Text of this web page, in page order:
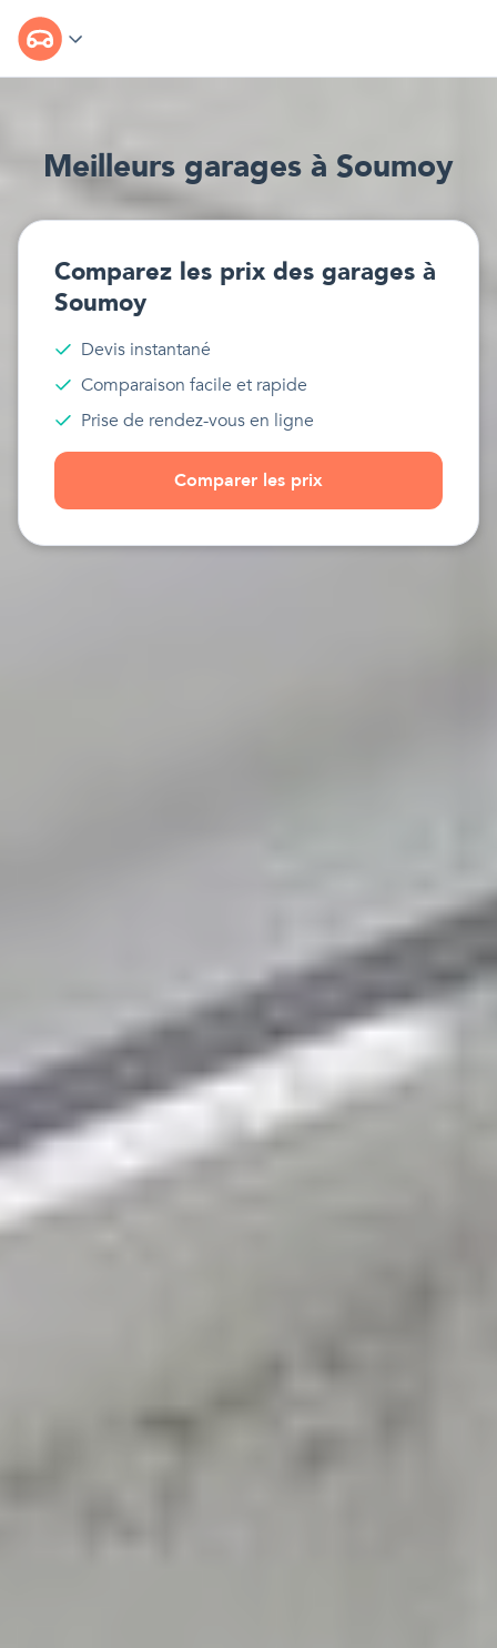
Meilleurs garages à Soumoy
Comparez les prix des garages à
Soumoy
Devis instantané
Comparaison facile et rapide
Prise de rendez-vous en ligne
Comparer les prix